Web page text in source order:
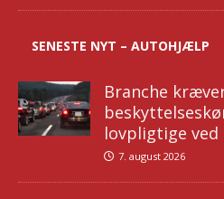
SENESTE NYT – AUTOHJÆLP
Branche
lovpligtige
7. august 2026